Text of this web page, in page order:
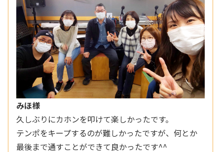
みほ様
久しぶりにカホンを叩けて楽しかったです。
テンポをキープするのが難しかったですが、何とか
最後まで通すことができて良かったです^^